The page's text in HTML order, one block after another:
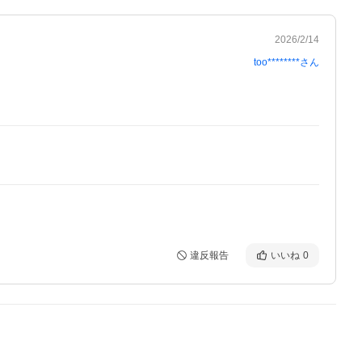
2026/2/14
too********さん
違反報告 いいね 0